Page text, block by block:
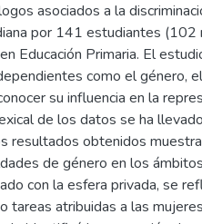
asociados a la
por 141 estudiantes (102
Educación Primaria. El
como el género,
su influencia en la
de los datos se ha
resultados obtenidos
de género en los
con la esfera privada, se
tareas atribuidas a las